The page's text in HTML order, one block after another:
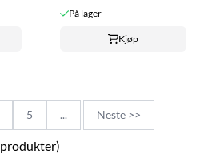
På lager
Kjøp
5 ... Neste >>
produkter)